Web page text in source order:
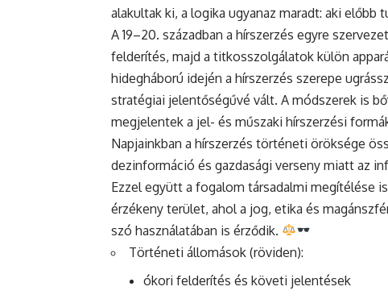
alakultak ki, a logika ugyanaz maradt: aki előbb
A 19–20. században a hírszerzés egyre
felderítés, majd a titkosszolgálatok külön
hidegháború idején a hírszerzés szerepe
stratégiai jelentőségűvé vált. A módszerek is
megjelentek a jel- és műszaki hírszerzési
Napjainkban a hírszerzés történeti öröksége
dezinformáció és gazdasági verseny miatt az
Ezzel együtt a fogalom társadalmi megítélése
érzékeny terület, ahol a jog, etika és
szó használatában is érződik.
Történeti állomások (röviden):
ókori felderítés és követi jelentések